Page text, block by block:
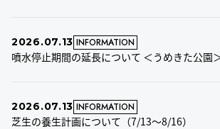
2026.07.13 INFORMATION
噴水停止期間の延長について ＜うめきた公園
2026.07.13 INFORMATION
芝生の養生計画について（7/13～8/16）